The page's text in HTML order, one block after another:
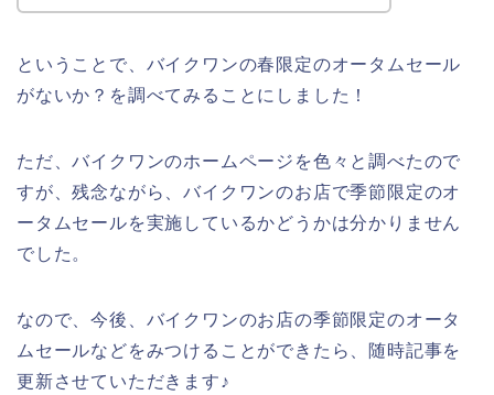
ということで、バイクワンの春限定のオータムセール
がないか？を調べてみることにしました！
ただ、バイクワンのホームページを色々と調べたので
すが、残念ながら、バイクワンのお店で季節限定のオ
ータムセールを実施しているかどうかは分かりません
でした。
なので、今後、バイクワンのお店の季節限定のオータ
ムセールなどをみつけることができたら、随時記事を
更新させていただきます♪